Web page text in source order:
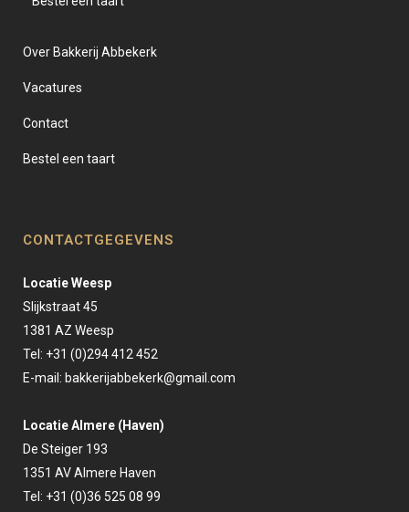
Over Bakkerij Abbekerk
Vacatures
Contact
Bestel een taart
CONTACTGEGEVENS
Locatie Weesp
Slijkstraat 45
1381 AZ Weesp
Tel: +31 (0)294 412 452
E-mail: bakkerijabbekerk@gmail.com
Locatie Almere (Haven)
De Steiger 193
1351 AV Almere Haven
Tel: +31 (0)36 525 08 99